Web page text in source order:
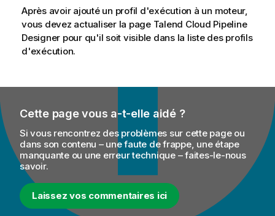
Après avoir ajouté un profil d'exécution à un moteur,
vous devez actualiser la page Talend Cloud Pipeline
Designer pour qu'il soit visible dans la liste des profils
d'exécution.
Cette page vous a-t-elle aidé ?
Si vous rencontrez des problèmes sur cette page ou
dans son contenu – une faute de frappe, une étape
manquante ou une erreur technique – faites-le-nous
savoir.
Laissez vos commentaires ici